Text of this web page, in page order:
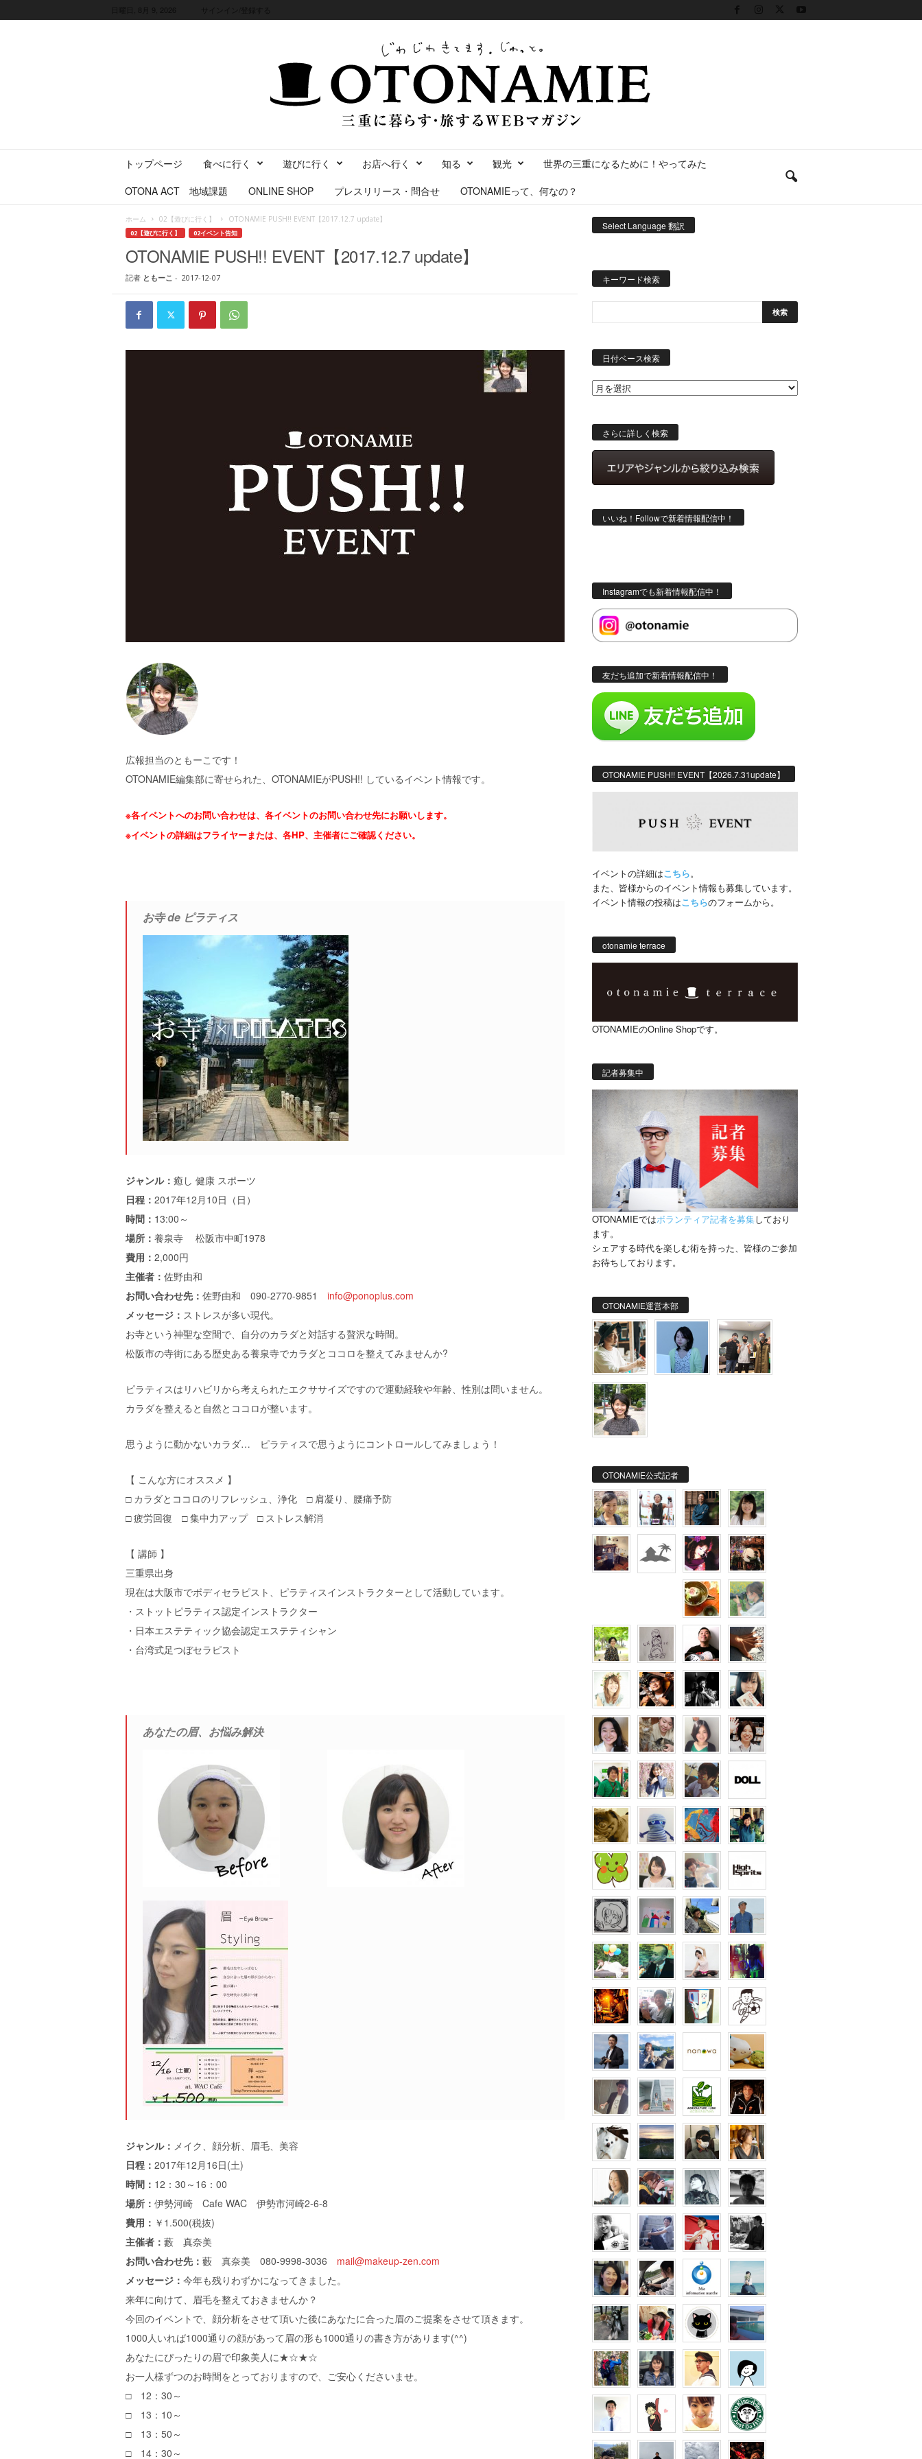
トップページ 食べに行く 遊びに行く お店へ行く 知る 観光
世界の三重になるために！やってみた
OTONA ACT 地域課題
ONLINE SHOP プレスリリース・問合せ OTONAMIEって、何なの？
ホーム 02【遊びに行く】 OTONAMIE PUSH!! EVENT【2017.12.7 update】
02【遊びに行く】 02イベント告知
OTONAMIE PUSH!! EVENT【2017.12.7 update】
記者 ともーこ - 2017-12-07
広報担当のともーこです！
OTONAMIE編集部に寄せられた、OTONAMIEがPUSH!! しているイベント情報です。
※各イベントへのお問い合わせは、各イベントのお問い合わせ先にお願いします。
※イベントの詳細はフライヤーまたは、各HP、主催者にご確認ください。
お寺 de ピラティス
ジャンル： 癒し 健康 スポーツ
日程： 2017年12月10日（日）
時間： 13:00～
場所： 養泉寺 松阪市中町1978
費用： 2,000円
主催者： 佐野由和
お問い合わせ先： 佐野由和 090-2770-9851 info@ponoplus.com
メッセージ： ストレスが多い現代。
お寺という神聖な空間で、自分のカラダと対話する贅沢な時間。
松阪市の寺街にある歴史ある養泉寺でカラダとココロを整えてみませんか?
ピラティスはリハビリから考えられたエクササイズですので運動経験や年齢、性別は問いません。
カラダを整えると自然とココロが整います。
思うように動かないカラダ… ピラティスで思うようにコントロールしてみましょう！
【 こんな方にオススメ 】
□ カラダとココロのリフレッシュ、浄化 □ 肩凝り、腰痛予防
□ 疲労回復 □ 集中力アップ □ ストレス解消
【 講師 】
三重県出身
現在は大阪市でボディセラピスト、ピラティスインストラクターとして活動しています。
・ストットピラティス認定インストラクター
・日本エステティック協会認定エステティシャン
・台湾式足つぼセラピスト
あなたの眉、お悩み解決
ジャンル： メイク、顔分析、眉毛、美容
日程： 2017年12月16日(土)
時間： 12：30～16：00
場所： 伊勢河崎 Cafe WAC 伊勢市河崎2-6-8
費用： ￥1.500(税抜)
主催者： 藪 真奈美
お問い合わせ先： 藪 真奈美 080-9998-3036 mail@makeup-zen.com
メッセージ： 今年も残りわずかになってきました。
来年に向けて、眉毛を整えておきませんか？
今回のイベントで、顔分析をさせて頂いた後にあなたに合った眉のご提案をさせて頂きます。
1000人いれば1000通りの顔があって眉の形も1000通りの書き方があります(^^)
あなたにぴったりの眉で印象美人に★☆★☆
お一人様ずつのお時間をとっておりますので、ご安心くださいませ。
□ 12：30～
□ 13：10～
□ 13：50～
□ 14：30～
Select Language 翻訳
キーワード検索
日付ベース検索
ス
索
さらに詳しく検索
いいね！Followで新着情報配信中！
Instagramでも新着情報配信中！
友だち追加で新着情報配信中！
OTONAMIE PUSH!! EVENT【2026.7.31update】
イベントの詳細はこちら。
また、皆様からのイベント情報も募集しています。
イベント情報の投稿はこちらのフォームから。
otonamie terrace
OTONAMIEのOnline Shopです。
記者募集中
OTONAMIEではボランティア記者を募集しており
ます。
シェアする時代を楽しむ術を持った、皆様のご参加
お待ちしております。
OTONAMIE運営本部
OTONAMIE公式記者